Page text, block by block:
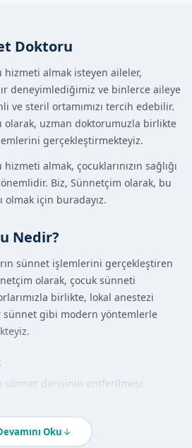
Doktoru
almak isteyen aileler,
deneyimlediğimiz ve binlerce aileye
ve steril ortamımızı tercih edebilir.
olarak, uzman doktorumuzla birlikte
gerçekleştirmekteyiz.
almak, çocuklarınızın sağlığı
Biz, Sünnetçim olarak, bu
olmak için buradayız.
Nedir?
sünnet işlemlerini gerçekleştiren
olarak, çocuk sünneti
birlikte, lokal anestezi
sünnet gibi modern yöntemlerle
sünnet derisinin entferilmesi
sünnet işlemlerini
sağlık kontrollerini
Oku